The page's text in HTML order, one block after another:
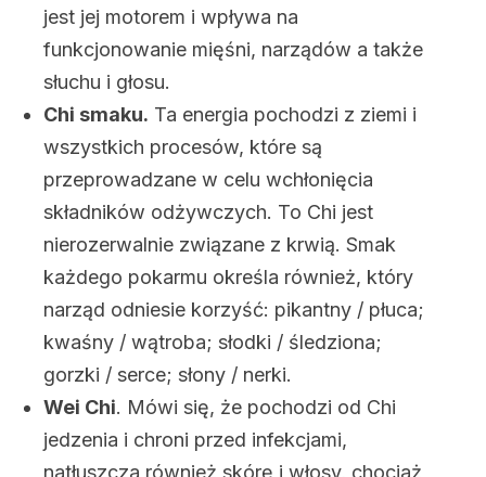
jest jej motorem i wpływa na
funkcjonowanie mięśni, narządów a także
słuchu i głosu.
Chi smaku. Ta energia pochodzi z ziemi i
wszystkich procesów, które są
przeprowadzane w celu wchłonięcia
składników odżywczych. To Chi jest
nierozerwalnie związane z krwią. Smak
każdego pokarmu określa również, który
narząd odniesie korzyść: pikantny / płuca;
kwaśny / wątroba; słodki / śledziona;
gorzki / serce; słony / nerki.
Wei Chi. Mówi się, że pochodzi od Chi
jedzenia i chroni przed infekcjami,
natłuszcza również skórę i włosy, chociaż